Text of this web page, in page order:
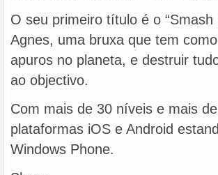
O seu primeiro título é o
Agnes, uma bruxa que tem
apuros no planeta, e destruir
ao objectivo.
Com mais de 30 níveis e mais
plataformas iOS e Android
Windows Phone.